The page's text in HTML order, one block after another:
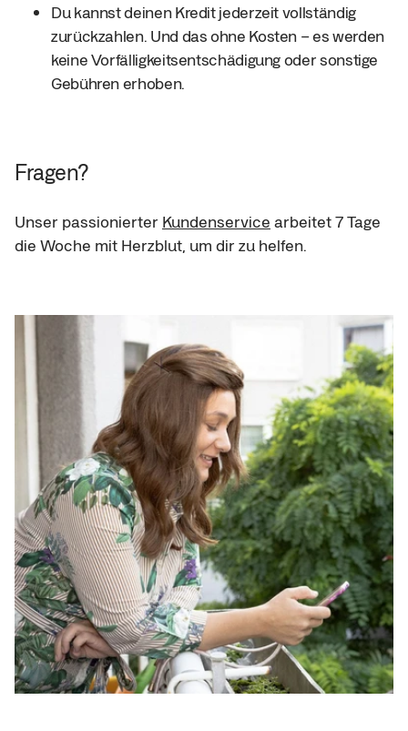
Du kannst deinen Kredit jederzeit vollständig
zurückzahlen. Und das ohne Kosten – es werden
keine Vorfälligkeitsentschädigung oder sonstige
Gebühren erhoben.
Fragen?
Unser passionierter Kundenservice arbeitet 7 Tage
die Woche mit Herzblut, um dir zu helfen.